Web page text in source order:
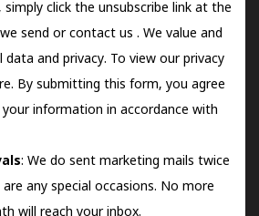
click the unsubscribe link at the
send orcontact us . We value and
and privacy. To view our privacy
By submitting this form, you agree
information in accordance with
: We do sent marketing mails twice
any special occasions. No more
will reach your inbox.